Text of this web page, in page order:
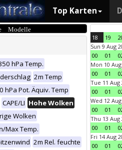
Top Karten
hPa Temp.
2m Temp
hPa Pot. Äquiv. Temp
CAPE/LI Hohe Wolken
Wolken
Max Temp.
2m Rel. feuchte
18 19
Sun 9 Aug
00
01
Mon 10
00
01
Tue 11 Aug
00
01
Wed 12
00
01
Thu 13 Aug
00
01
Fri 14 Aug
00
01